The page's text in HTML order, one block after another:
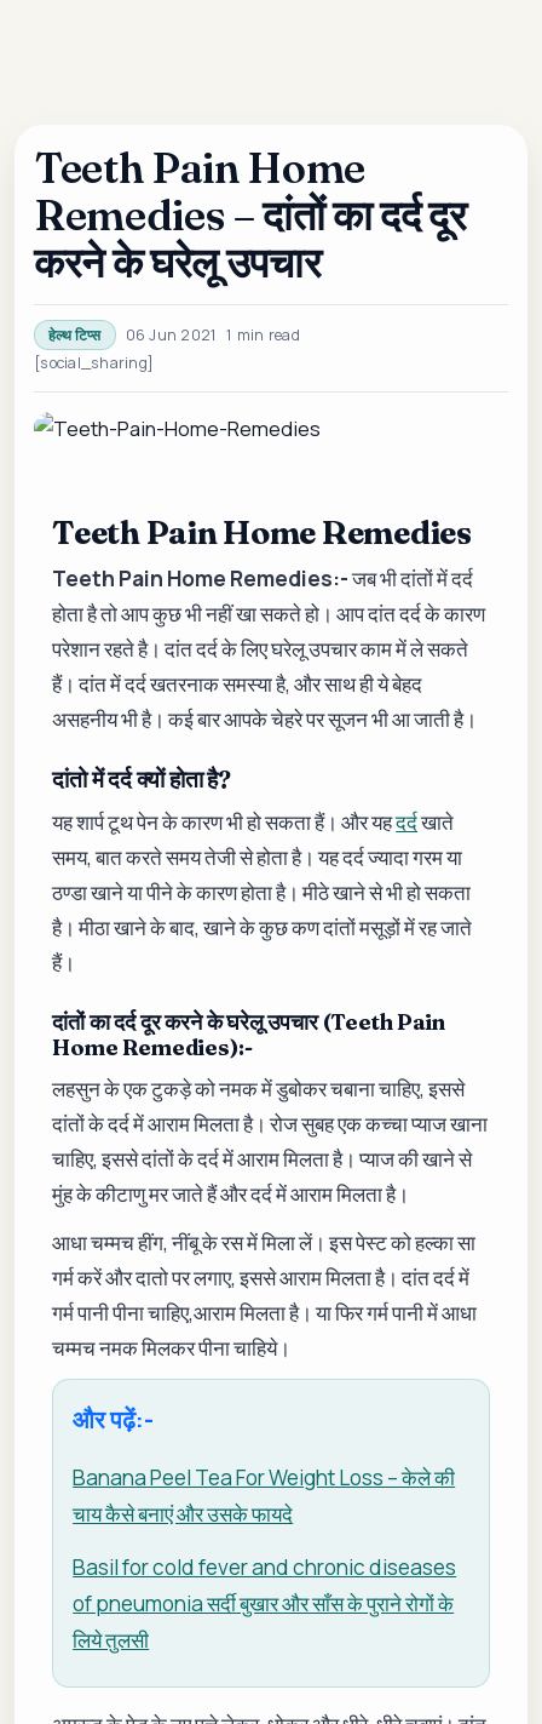
Teeth Pain Home
Remedies – दांतों का दर्द दूर
करने के घरेलू उपचार
हेल्थ टिप्स 06 Jun 2021
1 min read
[social_sharing]
Teeth Pain Home Remedies
Teeth Pain Home Remedies:-जब भी दांतों में दर्द
होता है तो आप कुछ भी नहीं खा सकते हो। आप दांत दर्द के कारण
परेशान रहते है। दांत दर्द के लिए घरेलू उपचार काम में ले सकते
हैं। दांत में दर्द खतरनाक समस्या है, और साथ ही ये बेहद
असहनीय भी है। कई बार आपके चेहरे पर सूजन भी आ जाती है।
दांतो में दर्द क्यों होता है?
यह शार्प टूथ पेन के कारण भी हो सकता हैं। और यहदर्दखाते
समय, बात करते समय तेजी से होता है। यह दर्द ज्यादा गरम या
ठण्डा खाने या पीने के कारण होता है। मीठे खाने से भी हो सकता
है। मीठा खाने के बाद, खाने के कुछ कण दांतों मसूड़ों में रह जाते
हैं।
दांतों का दर्द दूर करने के घरेलू उपचार (Teeth Pain
Home Remedies):-
लहसुन के एक टुकड़े को नमक में डुबोकर चबाना चाहिए, इससे
दांतों के दर्द में आराम मिलता है। रोज सुबह एक कच्चा प्याज खाना
चाहिए, इससे दांतों के दर्द में आराम मिलता है। प्याज की खाने से
मुंह के कीटाणु मर जाते हैं और दर्द में आराम मिलता है।
आधा चम्मच हींग, नींबू के रस में मिला लें। इस पेस्ट को हल्का सा
गर्म करें और दातो पर लगाए, इससे आराम मिलता है। दांत दर्द में
गर्म पानी पीना चाहिए,आराम मिलता है। या फिर गर्म पानी में आधा
चम्मच नमक मिलकर पीना चाहिये।
और पढ़ें:-
Banana Peel Tea For Weight Loss – केले की
चाय कैसे बनाएं और उसके फायदे
Basil for cold fever and chronic diseases
of pneumonia सर्दी बुखार और साँस के पुराने रोगों के
लिये तुलसी